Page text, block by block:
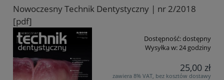
Nowoczesny Technik Dentystyczny | nr 2/2018
[pdf]
Dostępność:dostępny
Wysyłka w:24 godziny
25,00 zł
zawiera 8% VAT, bez kosztów dostawy